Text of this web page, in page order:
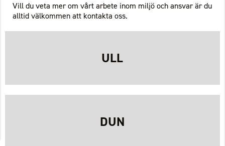
Vill du veta mer om vårt arbete inom miljö och ansvar är du
alltid välkommen att kontakta oss.
ULL
DUN